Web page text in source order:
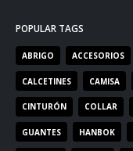
POPULAR TAGS
ABRIGO ACCESORIOS
CALCETINES CAMISA
CINTURÓN COLLAR
GUANTES HANBOK